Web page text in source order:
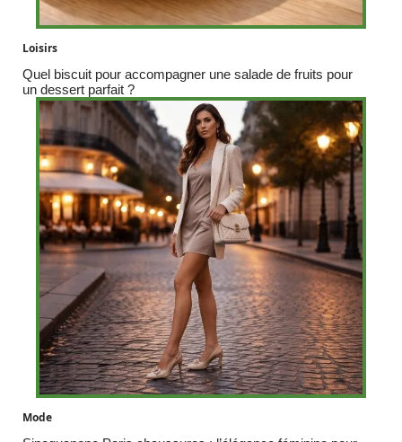
Loisirs
Quel biscuit pour accompagner une salade de fruits pour
un dessert parfait ?
Mode